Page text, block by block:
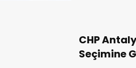
CHP
Seçimine